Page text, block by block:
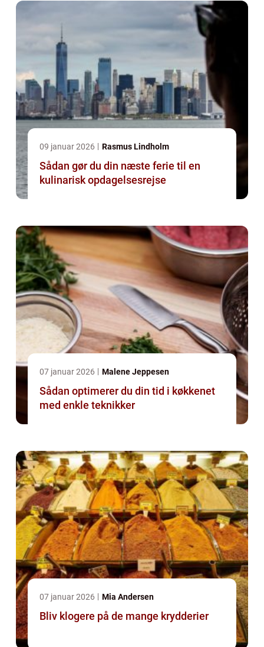
09 januar 2026 Rasmus Lindholm
Sådan gør du din næste ferie til en
kulinarisk opdagelsesrejse
07 januar 2026 Malene Jeppesen
Sådan optimerer du din tid i køkkenet
med enkle teknikker
07 januar 2026 Mia Andersen
Bliv klogere på de mange krydderier